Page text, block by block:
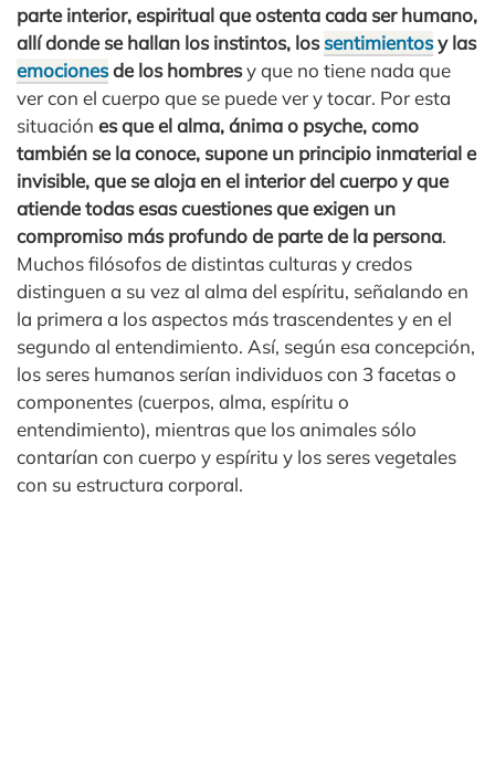
parte interior, espiritual que ostenta cada ser humano,
allí donde se hallan los instintos, lossentimientosy las
emocionesde los hombresy que no tiene nada que
ver con el cuerpo que se puede ver y tocar. Por esta
situación es que el alma, ánima o psyche, como
también se la conoce, supone un principio inmaterial e
invisible, que se aloja en el interior del cuerpo y que
atiende todas esas cuestiones que exigen un
compromiso más profundo de parte de la persona.
Muchos filósofos de distintas culturas y credos
distinguen a su vez al alma del espíritu, señalando en
la primera a los aspectos más trascendentes y en el
segundo al entendimiento. Así, según esa concepción,
los seres humanos serían individuos con 3 facetas o
componentes (cuerpos, alma, espíritu o
entendimiento), mientras que los animales sólo
contarían con cuerpo y espíritu y los seres vegetales
con su estructura corporal.